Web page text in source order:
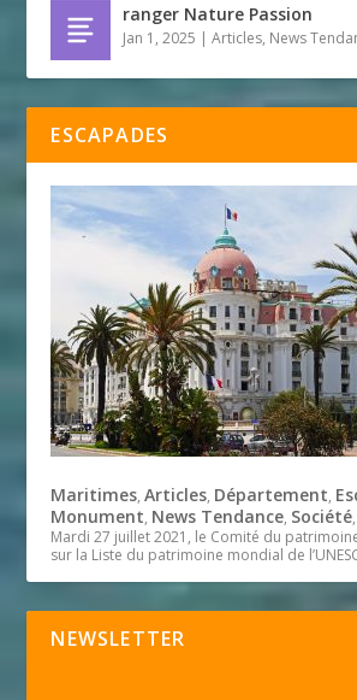
ranger Nature Passion
Jan 1, 2025 |Articles, News
ESCAPADES
Maritimes,Articles, Département,
Monument, News Tendance, Société,
Mardi 27 juillet 2021, le Comité du
sur la Liste du patrimoine mondial de
NEWSLETTER